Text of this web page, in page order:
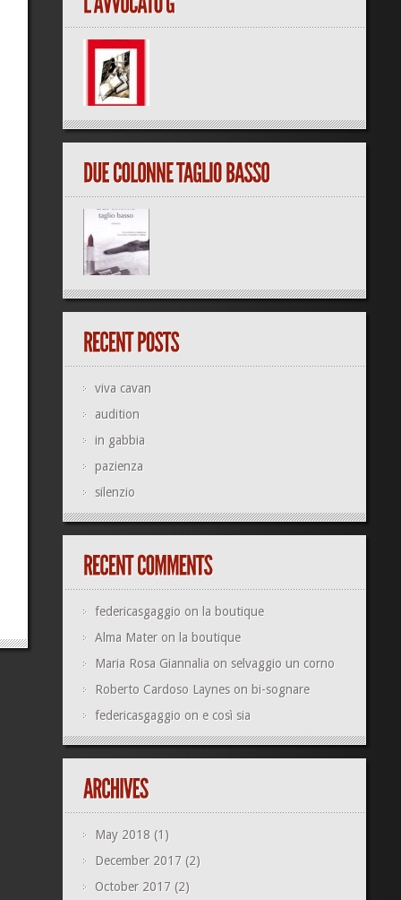
viva cavan
audition
in gabbia
pazienza
silenzio
federicasgaggioon la boutique
Alma Materon la boutique
Maria Rosa Giannalia on selvaggio un corno
Roberto Cardoso Layneson bi-sognare
federicasgaggioon e così sia
May 2018(1)
December 2017(2)
October 2017(2)